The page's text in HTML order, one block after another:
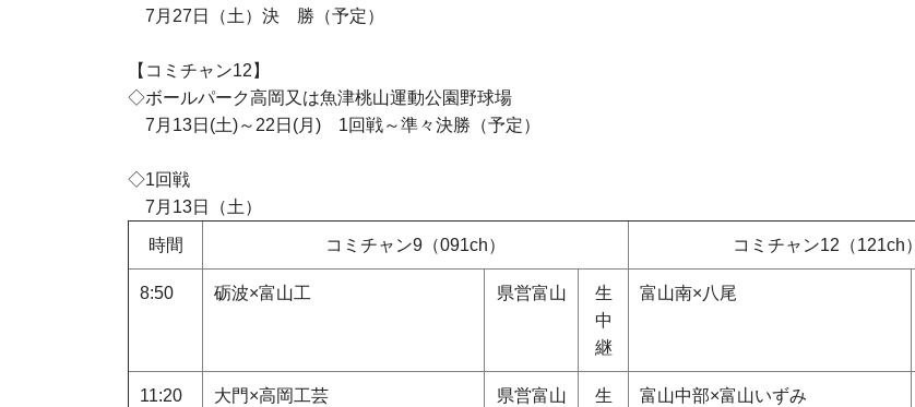
7月27 日（土）決 勝（予定）
【コミチャン12 】
◇ボールパーク高岡又は魚津桃山運動公園野球場
7月 13日 (土)～22 日 (月 ) 1回戦～準々決勝（予定）
◇1回戦
7月13日（土）
時間 コミチャン9（091ch） コミチャン12（121ch）
8:50 砺波×富山工 県営富山
生
中
継
富山南×八尾
11:20 大門×高岡工芸 県営富山
生
富山中部×富山いずみ